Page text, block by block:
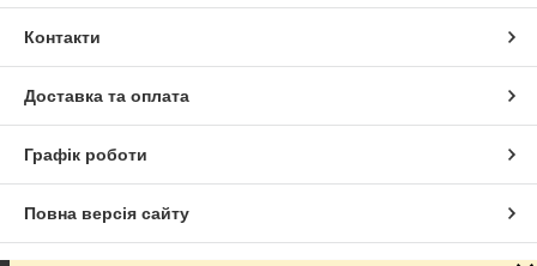
Контакти
Доставка та оплата
Графік роботи
Повна версія сайту